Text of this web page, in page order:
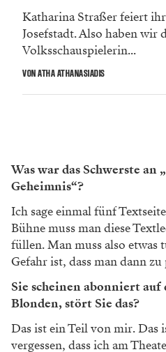
Katharina Straßer feiert
Josefstadt. Also haben wir
Volksschauspielerin...
VON ATHA ATHANASIADIS
Was war das Schwerste an
Geheimnis“?
Ich sage einmal fünf
Bühne muss man diese
füllen. Man muss also etwas
Gefahr ist, dass man dann
Sie scheinen abonniert
Blonden, stört Sie das?
Das ist ein Teil von mir. Das
vergessen, dass ich am